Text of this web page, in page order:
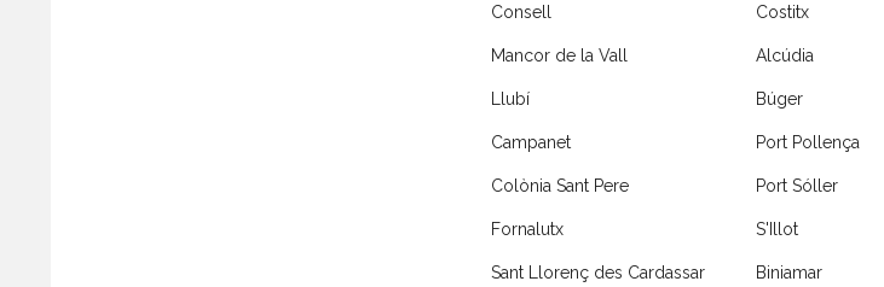
Consell Costitx
Mancor de la Vall Alcúdia
Llubí Búger
Campanet Port Pollença
Colònia Sant Pere Port Sóller
Fornalutx S'Illot
Sant Llorenç des Cardassar Biniamar